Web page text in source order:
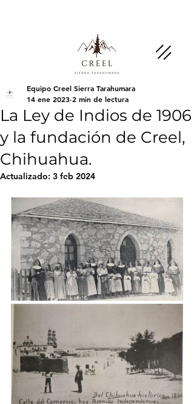
La Ley de Indios de 1906
y la fundación de Creel,
Chihuahua.
Equipo Creel Sierra Tarahumara
14 ene 2023 2 min de lectura
Actualizado: 3 feb 2024